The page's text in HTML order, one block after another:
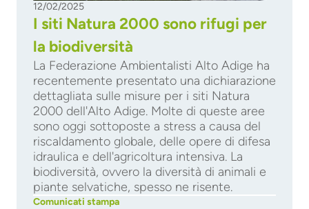
12/02/2025
I siti Natura 2000 sono rifugi per
la biodiversità
La Federazione Ambientalisti Alto Adige ha
recentemente presentato una dichiarazione
dettagliata sulle misure per i siti Natura
2000 dell'Alto Adige. Molte di queste aree
sono oggi sottoposte a stress a causa del
riscaldamento globale, delle opere di difesa
idraulica e dell'agricoltura intensiva. La
biodiversità, ovvero la diversità di animali e
piante selvatiche, spesso ne risente.
Comunicati stampa